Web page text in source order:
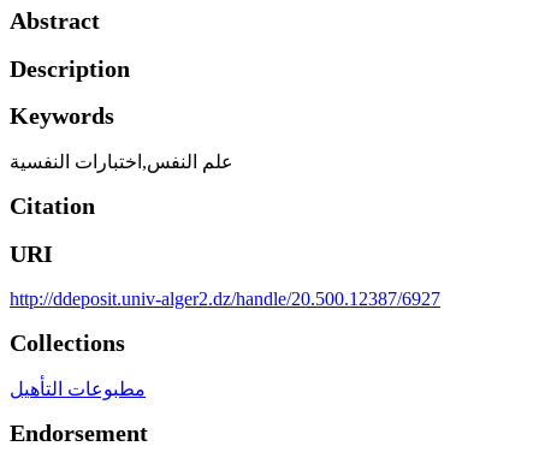
Abstract
Description
Keywords
علم النفس,اختبارات النفسية
Citation
URI
http://ddeposit.univ-alger2.dz/handle/20.500.12387/6927
Collections
مطبوعات التأهيل
Endorsement